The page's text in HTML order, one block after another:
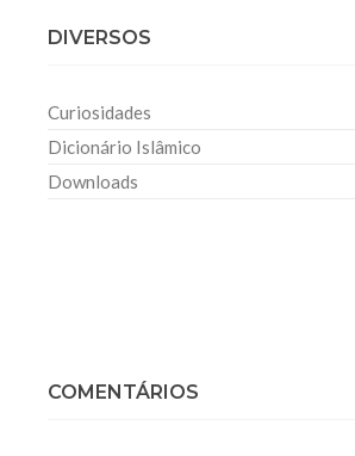
DIVERSOS
Curiosidades
Dicionário Islâmico
Downloads
COMENTÁRIOS